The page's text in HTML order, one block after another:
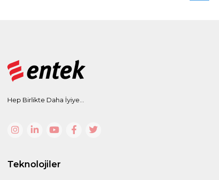
Hep Birlikte Daha İyiye...
Teknolojiler